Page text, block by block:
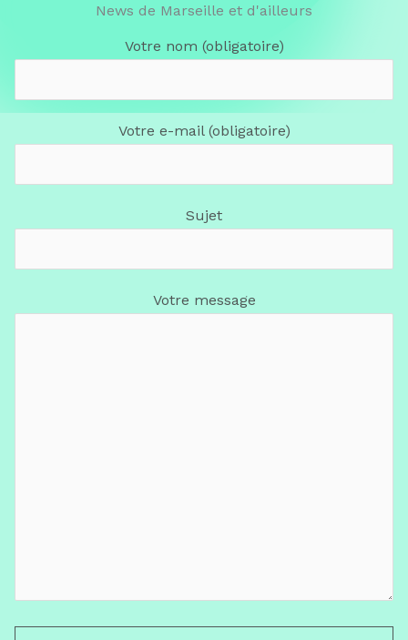
News de Marseille et d'ailleurs
Votre nom (obligatoire)
Votre e-mail (obligatoire)
Sujet
Votre message